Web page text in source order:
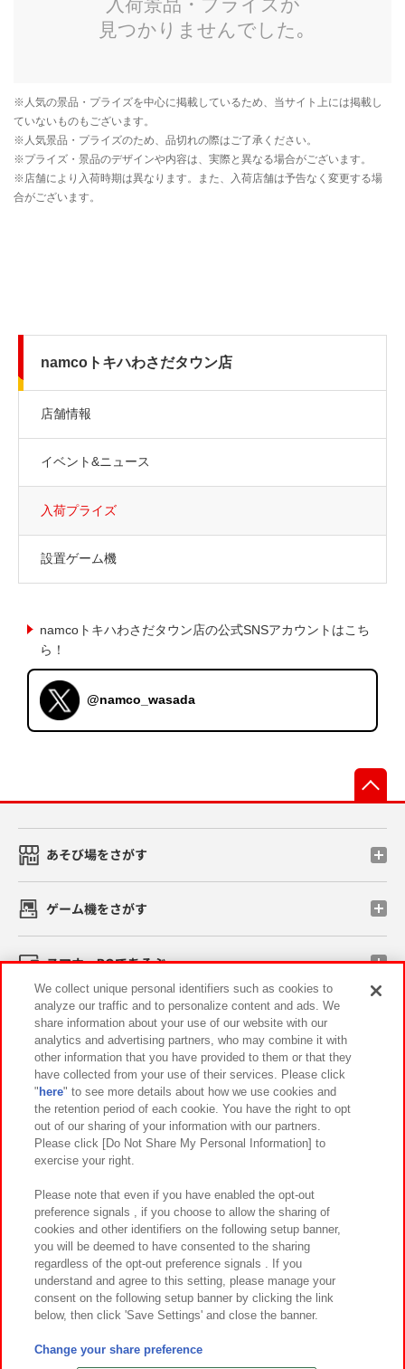
namcoトキハわさだタウン店
店舗情報
イベント&ニュース
入荷プライズ
設置ゲーム機
namcoトキハわさだタウン店の公式SNSアカウントはこち
ら！
@namco_wasada
あそび場をさがす
ゲーム機をさがす
スマホ・PCであそぶ
イベント・キャンペーン
関連会社 サステナビリティ サイトポリシー
プライバシーポリシー ウェブアクセシビリティ方針と検証結果
お取引先さまとともに
カスタマーハラスメント対応方針 よくあるご質問・お問い合わせ
©Bandai Namco Amusement Inc.
©Bandai Namco Amusement Lab Inc.
We collect unique personal identifiers such as cookies to
analyze our traffic and to personalize content and ads. We
share information about your use of our website with our
analytics and advertising partners, who may combine it with
other information that you have provided to them or that they
have collected from your use of their services. Please click
" here" to see more details about how we use cookies and
the retention period of each cookie. You have the right to opt
out of our sharing of your information with our partners.
Please click [Do Not Share My Personal Information] to
exercise your right.
Please note that even if you have enabled the opt-out
preference signals , if you choose to allow the sharing of
cookies and other identifiers on the following setup banner,
you will be deemed to have consented to the sharing
regardless of the opt-out preference signals . If you
understand and agree to this setting, please manage your
consent on the following setup banner by clicking the link
below, then click 'Save Settings' and close the banner.
Change your share preference